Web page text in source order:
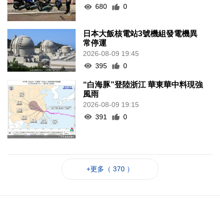
680
0
日本大飯核電站3號機組發電機異
常停運
2026-08-09 19:45
395
0
“白海豚”登陸浙江 華東華中料現強
風雨
2026-08-09 19:15
391
0
+更多（ 370 ）